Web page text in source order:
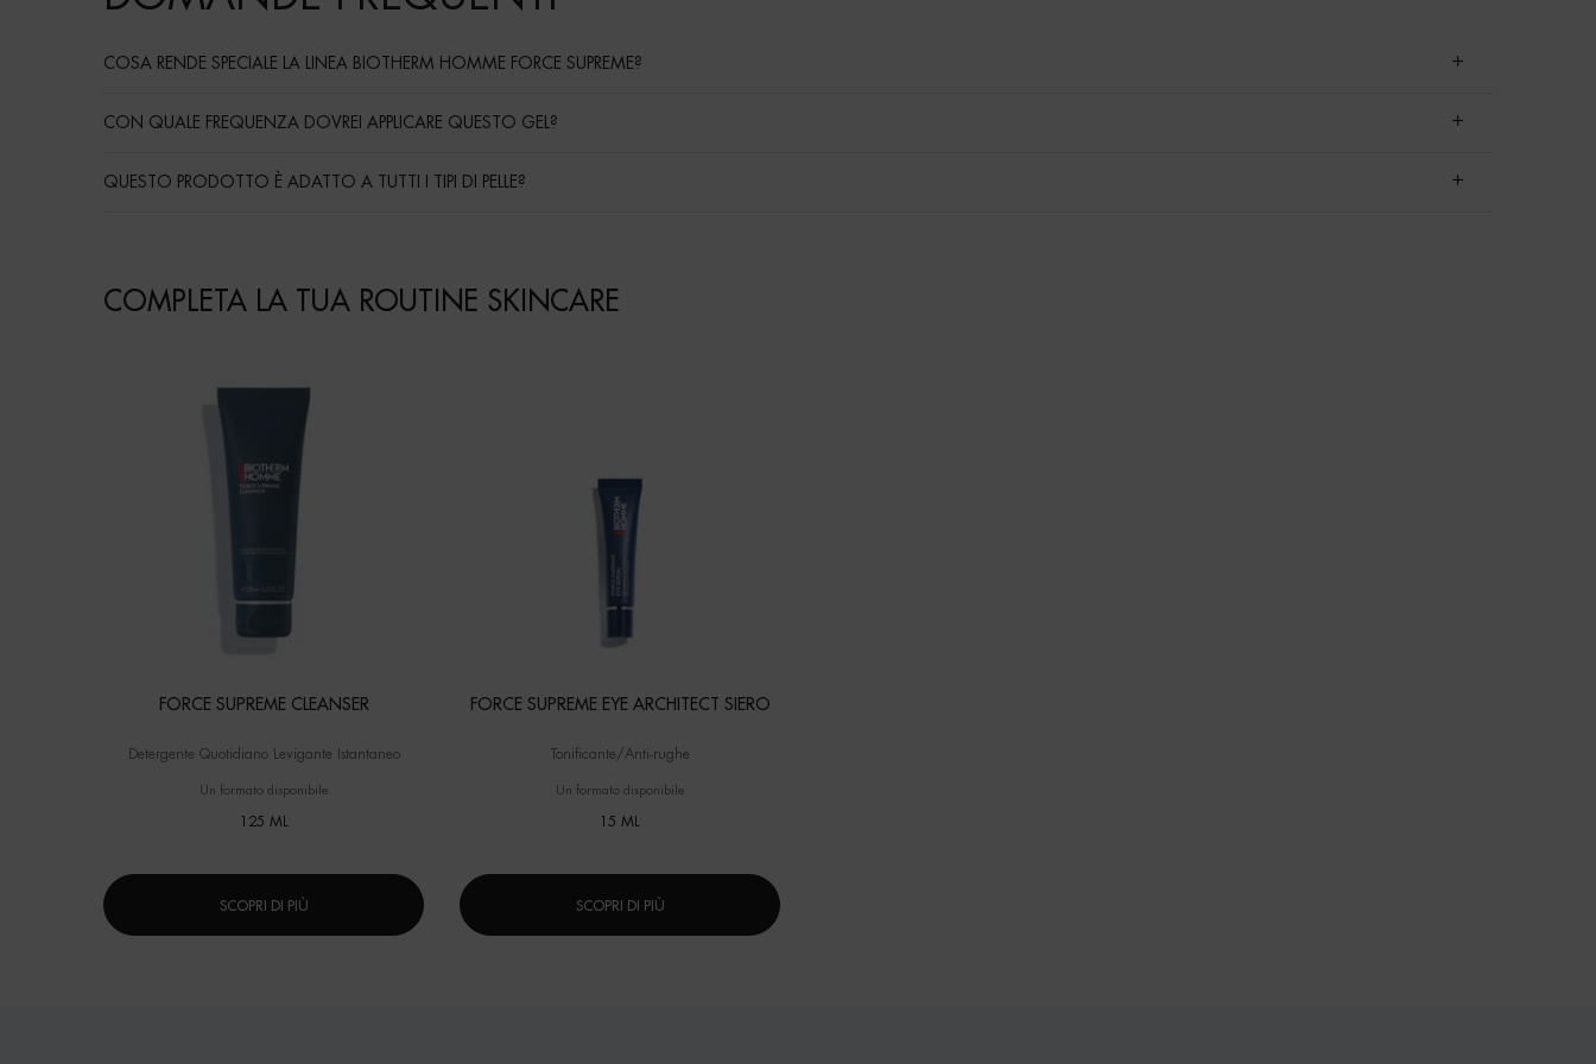
COSA RENDE SPECIALE LA LINEA BIOTHERM HOMME FORCE SUPREME?
CON QUALE FREQUENZA DOVREI APPLICARE QUESTO GEL?
QUESTO PRODOTTO È ADATTO A TUTTI I TIPI DI PELLE?
COMPLETA LA TUA ROUTINE SKINCARE
FORCE SUPREME CLEANSER
Detergente Quotidiano Levigante Istantaneo
Un formato disponibile
125 ML
SCOPRI DI PIÙ
FORCE SUPREME EYE ARCHITECT SIERO
Tonificante/Anti-rughe
Un formato disponibile
15 ML
SCOPRI DI PIÙ